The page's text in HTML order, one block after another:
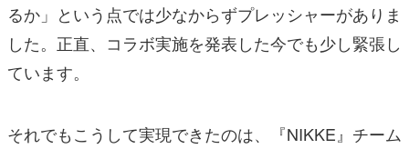
るか」という点では少なからずプレッシャーがありま
した。正直、コラボ実施を発表した今でも少し緊張し
ています。
それでもこうして実現できたのは、『NIKKE』チーム